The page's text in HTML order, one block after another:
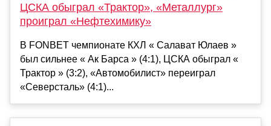
ЦСКА обыграл «Трактор», «Металлург»
проиграл «Нефтехимику»
В FONBET чемпионате КХЛ « Салават Юлаев »
был сильнее « Ак Барса » (4:1), ЦСКА обыграл «
Трактор » (3:2), «Автомобилист» переиграл
«Северсталь» (4:1)...